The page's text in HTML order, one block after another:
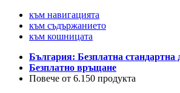
към навигацията
към съдържанието
към кошницата
България: Безплатна стандартна
Безплатно връщане
Повече от 6.150 продукта